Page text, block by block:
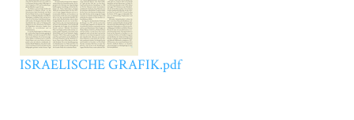
ISRAELISCHE GRAFIK.pdf